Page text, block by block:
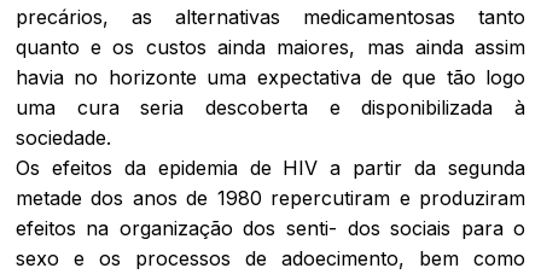
precários, as alternativas medicamentosas tanto
quanto e os custos ainda maiores, mas ainda assim
havia no horizonte uma expectativa de que tão logo
uma cura seria descoberta e disponibilizada à
sociedade.
Os efeitos da epidemia de HIV a partir da segunda
metade dos anos de 1980 repercutiram e produziram
efeitos na organização dos senti- dos sociais para o
sexo e os processos de adoecimento, bem como